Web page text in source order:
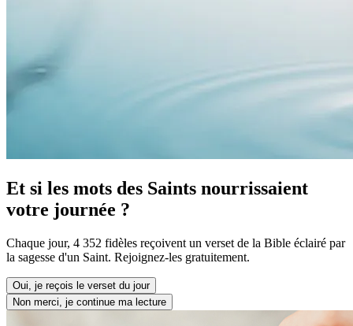
Et si les mots des Saints nourrissaient
votre journée ?
Chaque jour, 4 352 fidèles reçoivent un verset de la Bible éclairé par
la sagesse d'un Saint. Rejoignez-les gratuitement.
Oui, je reçois le verset du jour
Non merci, je continue ma lecture